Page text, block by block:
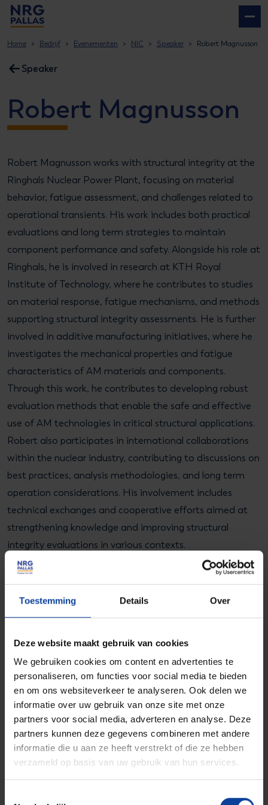
Toestemming Details Over
Deze website maakt gebruik van cookies
We gebruiken cookies om content en advertenties te
personaliseren, om functies voor social media te bieden
en om ons websiteverkeer te analyseren. Ook delen we
informatie over uw gebruik van onze site met onze
partners voor social media, adverteren en analyse. Deze
partners kunnen deze gegevens combineren met andere
informatie die u aan ze heeft verstrekt of die ze hebben
verzameld op basis van uw gebruik van hun services.
Home Bedrijf Evenementen NIC Speaker Robert Magnusson
Speaker
Robert Magnusson
Robert Magnusson works with structural integrity at the
Ringhals Nuclear Power Plant, focusing on material
behavior, fatigue assessment, and challenges related to
operational transients. His work includes both practical
evaluations and long term strategies to maintain
component performance and safety. Alongside his role at
Ringhals, he is involved in research at KTH Royal
Institute of Technology, where he contributes to studies
on material response, fatigue mechanisms, and methods
supporting structural integrity assessments. He is further
involved in additive manufacturing initiatives, where he
investigates the mechanical properties and fatigue
characteristics of AM materials and components.
Through this work, he contributes to developing robust
evaluation methods that enable the safe and effective
use of AM technologies in critical structural applications.
Robert also participates in international collaborations
within the nuclear industry, contributing to discussions on
best practices, analysis methodologies, and long term
operation considerations. His involvement includes
technical exchanges and cooperative efforts aimed at
strengthening knowledge and improving structural
integrity evaluations in various contexts.
Ga naar Facebook
Ga naar LinkedInGa naar Instagram
© NRG PALLAS